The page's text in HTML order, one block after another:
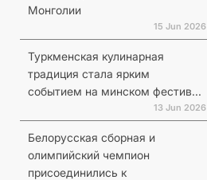
Монголии
15 Jun 2026
Туркменская кулинарная
традиция стала ярким
событием на минском фестив...
13 Jun 2026
Белорусская сборная и
олимпийский чемпион
присоединились к